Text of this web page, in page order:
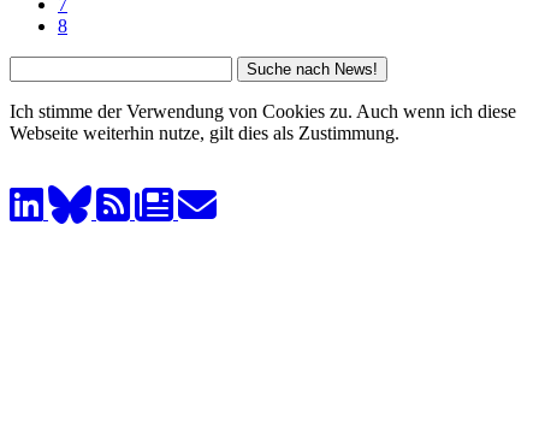
8
Ich stimme der Verwendung von Cookies zu. Auch wenn ich diese
Webseite weiterhin nutze, gilt dies als Zustimmung.